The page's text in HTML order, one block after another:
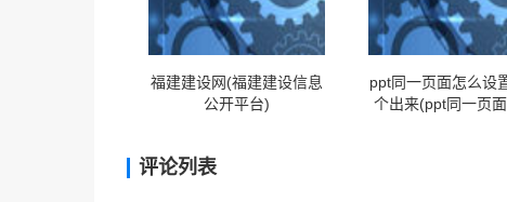
福建建设网(福建建设信息
公开平台)
ppt同一页面怎么设
个出来(ppt同一页
评论列表